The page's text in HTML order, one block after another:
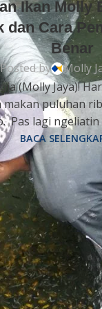
Ikan Molly
dan Cara
Benar
Posted by Molly
(Molly Jaya)!
makan puluhan
Pas lagi ngeliatin
BACA